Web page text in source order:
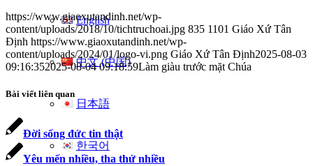
English
中文 (中国)
日本語
한국어
https://www.giaoxutandinh.net/wp-
content/uploads/2018/10/tichtruchoai.jpg 835 1101 Giáo Xứ Tân
Định https://www.giaoxutandinh.net/wp-
content/uploads/2024/01/logo-vi.png Giáo Xứ Tân Định2025-08-03
09:16:352025-08-04 09:18:59Làm giàu trước mặt Chúa
Bài viết liên quan
Đời sống đức tin thật
Yêu mến nhiều, tha thứ nhiều